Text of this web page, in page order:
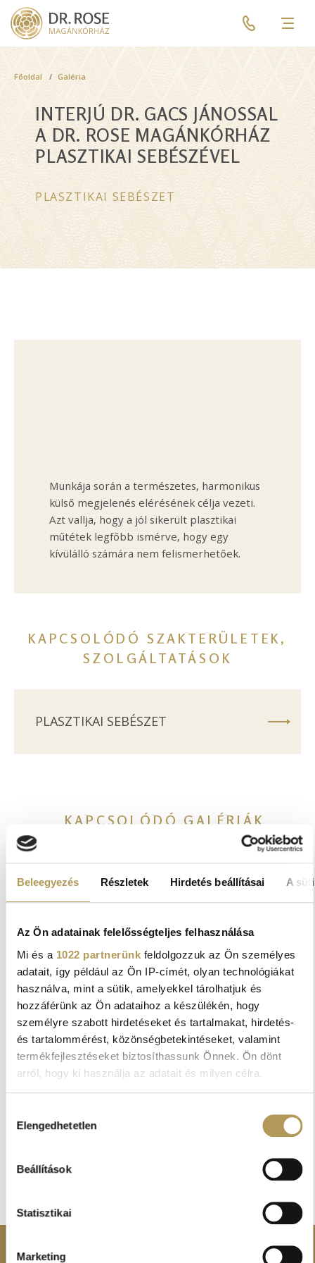
Beleegyezés Részletek Hirdetés beállításai A
Az Ön adatainak felelősségteljes felhasználása
Mi és a 1022 partnerünkfeldolgozzuk az Ön személyes
adatait, így például az Ön IP-címét, olyan technológiákat
használva, mint a sütik, amelyekkel tárolhatjuk és
hozzáférünk az Ön adataihoz a készülékén, hogy
személyre szabott hirdetéseket és tartalmakat, hirdetés-
és tartalommérést, közönségbetekintéseket, valamint
termékfejlesztéseket biztosíthassunk Önnek. Ön dönt
arról, hogy ki használja az adatait és milyen célra.
Információgyűjtés az Ön földrajzi
Az Ön készülékén beazonosítása annak konkrét
tulajdonságainak (ujjlenyomat) aktív ellenőrzésével
módjairól és adja meg preferenciáit a
Részletek pontban
kiválasztása
Elengedhetetlen
Beállítások
Statisztikai
Marketing
Skip
main
Pre
header
menu
Breadcrumb
Főoldal Galéria
INTERJÚ DR. GACS JÁNOSSAL
A DR. ROSE MAGÁNKÓRHÁZ
PLASZTIKAI SEBÉSZÉVEL
PLASZTIKAI SEBÉSZET
Munkája során a természetes, harmonikus
külső megjelenés elérésének célja vezeti.
Azt vallja, hogy a jól sikerült plasztikai
műtétek legfőbb ismérve, hogy egy
kívülálló számára nem felismerhetőek.
KAPCSOLÓDÓ SZAKTERÜLETEK,
SZOLGÁLTATÁSOK
PLASZTIKAI SEBÉSZET
KAPCSOLÓDÓ GALÉRIÁK
PLASZTIKAI SEBÉSZET
Klubrádió - Vény nélkül - interjú dr.
Gacs János plasztikai sebésszel